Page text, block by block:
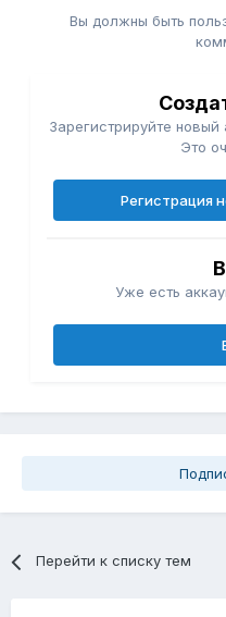
Вы должны быть
Зарегистрируйте
Это
Регистрация
Уже есть
Перейти к списку тем